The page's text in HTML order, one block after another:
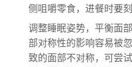
侧咀嚼零食，进餐时要
调整睡眠姿势，平衡面
部对称性的影响容易被
致的面部不对称，可尝